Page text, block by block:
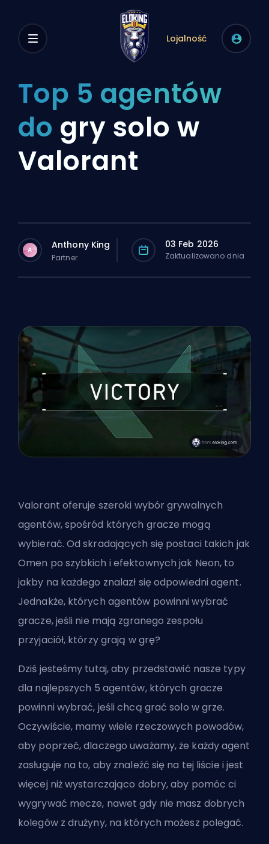
Lojalność
Top 5 agentów
do gry solo w
Valorant
A Anthony King
Partner
03 Feb 2026
Zaktualizowano dnia
Valorant oferuje szeroki wybór grywalnych
agentów, spośród których gracze mogą
wybierać. Od skradających się postaci takich jak
Omen po szybkich i efektownych jak Neon, to
jakby na każdego znalazł się odpowiedni agent.
Jednakże, których agentów powinni wybrać
gracze, jeśli nie mają zgranego zespołu
przyjaciół, którzy grają w grę?
Dziś jesteśmy tutaj, aby przedstawić nasze typy
dla najlepszych 5 agentów, których gracze
powinni wybrać, jeśli chcą grać solo w grze.
Oczywiście, mamy wiele rzeczowych powodów,
aby poprzeć, dlaczego uważamy, że każdy agent
zasługuje na to, aby znaleźć się na tej liście i jest
więcej niż wystarczająco dobry, aby pomóc ci
wygrywać mecze, nawet gdy nie masz dobrych
kolegów z drużyny, na których możesz polegać.